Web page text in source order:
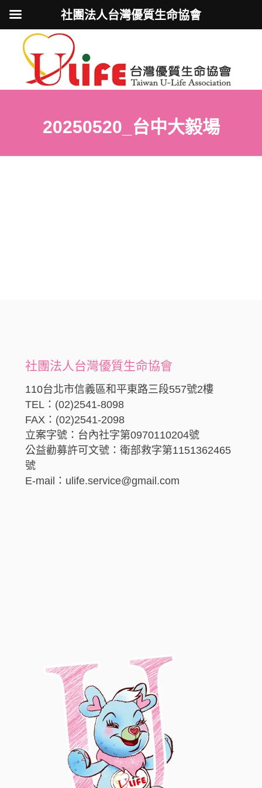
20250520_台中大毅場
社團法人台灣優質生命協會
110台北市信義區和平東路三段557號2樓
TEL：(02)2541-8098
FAX：(02)2541-2098
立案字號：台內社字第0970110204號
公益勸募許可文號：衛部救字第1151362465
號
E-mail：ulife.service@gmail.com
社團法人台灣優質生命協會